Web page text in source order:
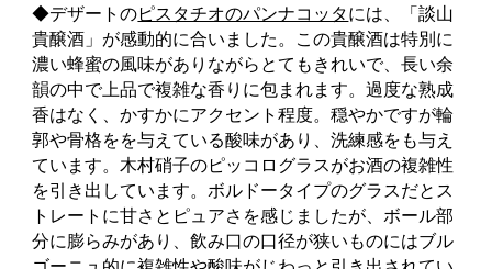
◆デザートのピスタチオのパンナコッタには、「談山
貴醸酒」が感動的に合いました。この貴醸酒は特別に
濃い蜂蜜の風味がありながらとてもきれいで、長い余
韻の中で上品で複雑な香りに包まれます。過度な熟成
香はなく、かすかにアクセント程度。穏やかですが輪
郭や骨格をを与えている酸味があり、洗練感をも与え
ています。木村硝子のピッコログラスがお酒の複雑性
を引き出しています。ボルドータイプのグラスだとス
トレートに甘さとピュアさを感じましたが、ボール部
分に膨らみがあり、飲み口の口径が狭いものにはブル